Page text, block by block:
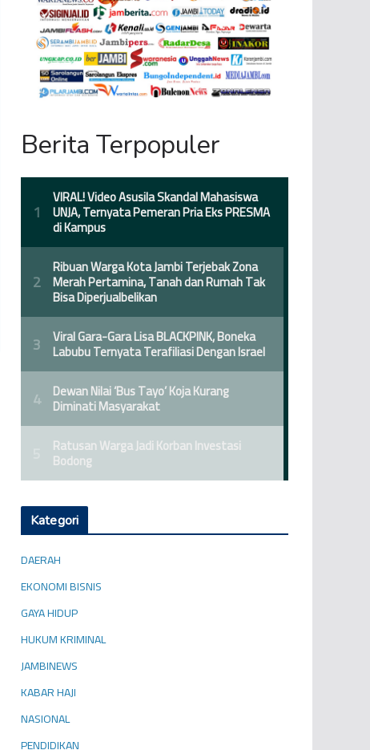
Berita Terpopuler
Kategori
DAERAH
EKONOMI BISNIS
GAYA HIDUP
HUKUM KRIMINAL
JAMBINEWS
KABAR HAJI
NASIONAL
PENDIDIKAN